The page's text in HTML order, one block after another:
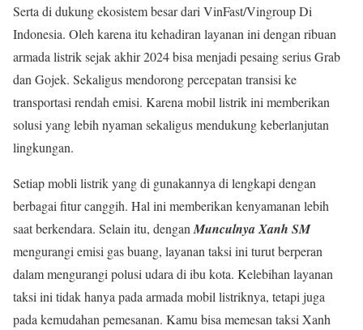
Serta di dukung ekosistem besar dari VinFast/Vingroup Di
Indonesia. Oleh karena itu kehadiran layanan ini dengan ribuan
armada listrik sejak akhir 2024 bisa menjadi pesaing serius Grab
dan Gojek. Sekaligus mendorong percepatan transisi ke
transportasi rendah emisi. Karena mobil listrik ini memberikan
solusi yang lebih nyaman sekaligus mendukung keberlanjutan
lingkungan.
Setiap mobli listrik yang di gunakannya di lengkapi dengan
berbagai fitur canggih. Hal ini memberikan kenyamanan lebih
saat berkendara. Selain itu, dengan Munculnya Xanh SM
mengurangi emisi gas buang, layanan taksi ini turut berperan
dalam mengurangi polusi udara di ibu kota. Kelebihan layanan
taksi ini tidak hanya pada armada mobil listriknya, tetapi juga
pada kemudahan pemesanan. Kamu bisa memesan taksi Xanh